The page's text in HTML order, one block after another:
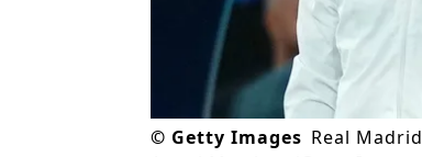
© Getty Images Real